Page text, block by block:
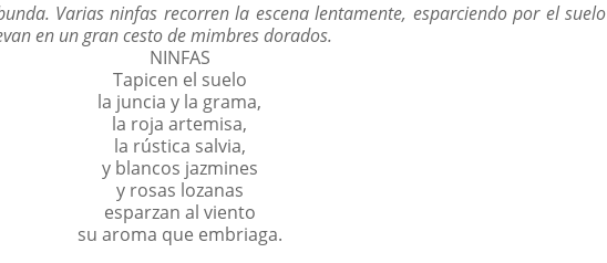
Varias ninfas recorren la escena lentamente, esparciendo por el suelo
en un gran cesto de mimbres dorados.
NINFAS
Tapicen el suelo
la juncia y la grama,
la roja artemisa,
la rústica salvia,
y blancos jazmines
y rosas lozanas
esparzan al viento
su aroma que embriaga.